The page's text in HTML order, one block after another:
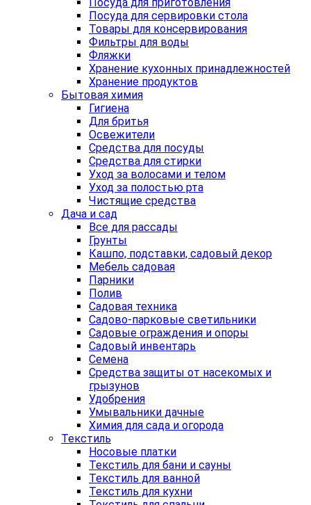
Посуда для сервировки стола
Товары для консервирования
Фильтры для воды
Фляжки
Хранение кухонных принадлежностей
Хранение продуктов
Бытовая химия
Гигиена
Для бритья
Освежители
Средства для посуды
Средства для стирки
Уход за волосами и телом
Уход за полостью рта
Чистящие средства
Дача и сад
Все для рассады
Грунты
Кашпо, подставки, садовый декор
Мебель садовая
Парники
Полив
Садовая техника
Садово-парковые светильники
Садовые ограждения и опоры
Садовый инвентарь
Семена
Средства защиты от насекомых и
грызунов
Удобрения
Умывальники дачные
Химия для сада и огорода
Текстиль
Носовые платки
Текстиль для бани и сауны
Текстиль для ванной
Текстиль для кухни